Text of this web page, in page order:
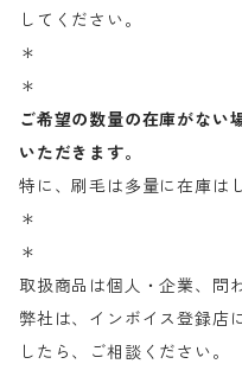
してください。
＊
＊
ご希望の数量の在庫がない
いただきます。
特に、刷毛は多量に在庫は
＊
＊
取扱商品は個人・企業、問
弊社は、インボイス登録店
したら、ご相談ください。